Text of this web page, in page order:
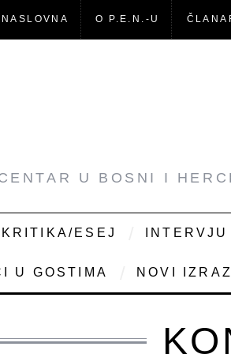
NASLOVNA O P.E.N.-U
U BOSNI I
KRITIKA/ESEJ INTERVJU
U GOSTIMA NOVI IZRAZ